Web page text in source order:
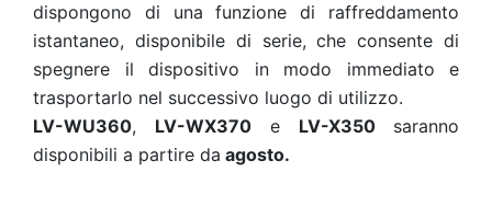
dispongono di una funzione di raffreddamento
istantaneo, disponibile di serie, che consente di
spegnere il dispositivo in modo immediato e
trasportarlo nel successivo luogo di utilizzo.
LV-WU360, LV-WX370 e LV-X350 saranno
disponibili a partire da agosto.